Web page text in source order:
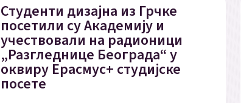
Студенти дизајна из Грчке
посетили су Академију и
учествовали на радионици
„Разгледнице Београда“ у
оквиру Ерасмус+ студијске
посете